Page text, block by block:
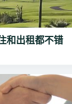
和出租都不错